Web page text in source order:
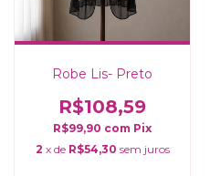
Robe Lis- Preto
R$108,59
R$99,90 com Pix
2 x de R$54,30 sem juros